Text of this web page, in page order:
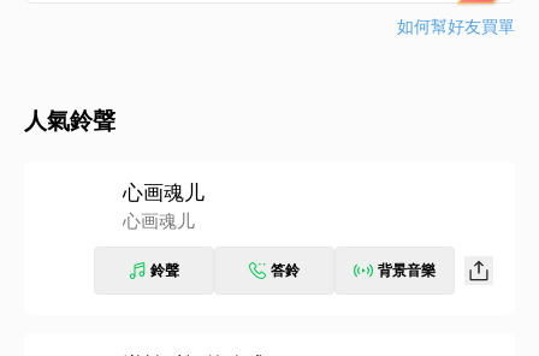
如何幫好友買單
人氣鈴聲
心画魂儿
心画魂儿
鈴聲 答鈴 背景音樂